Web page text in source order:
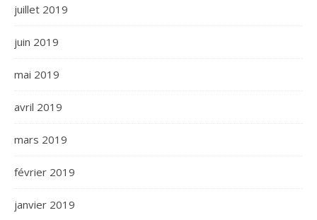
juillet 2019
juin 2019
mai 2019
avril 2019
mars 2019
février 2019
janvier 2019